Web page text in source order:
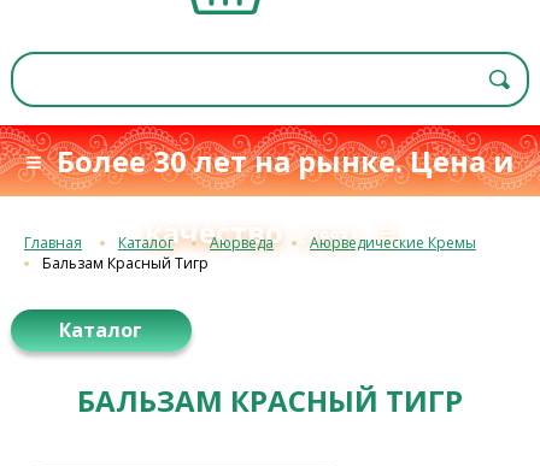
≡ Более 30 лет на рынке. Цена и
качество с 1993 г.≡
Главная Каталог Аюрведа
Аюрведические Кремы
Бальзам Красный Тигр
Каталог
БАЛЬЗАМ КРАСНЫЙ ТИГР